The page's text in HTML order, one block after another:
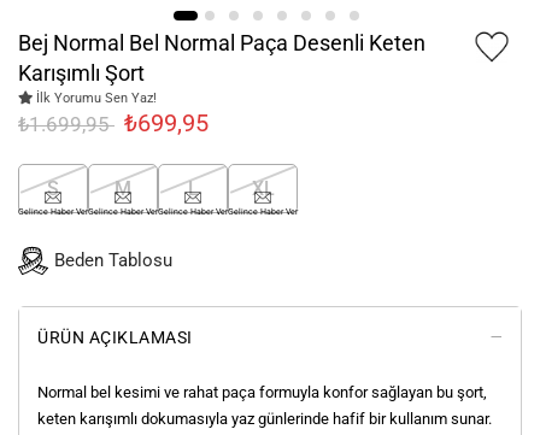
Bej Normal Bel Normal Paça Desenli Keten
Karışımlı Şort
İlk Yorumu Sen Yaz!
₺1.699,95 ₺699,95
S
Gelince Haber Ver
M
Gelince Haber Ver
L
Gelince Haber Ver
XL
Gelince Haber Ver
Beden Tablosu
ÜRÜN AÇIKLAMASI
Normal bel kesimi ve rahat paça formuyla konfor sağlayan bu şort,
keten karışımlı dokumasıyla yaz günlerinde hafif bir kullanım sunar.